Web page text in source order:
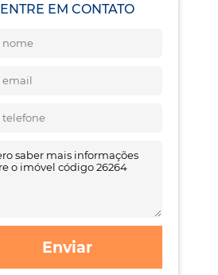
ENTRE EM CONTATO
Enviar